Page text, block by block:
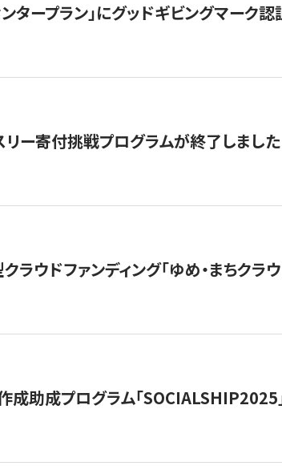
タープラン」にグッドギビングマーク
ー寄付挑戦プログラムが終了しました
ウドファンディング「ゆめ・まちクラ
成助成プログラム「SOCIALSHIP2025